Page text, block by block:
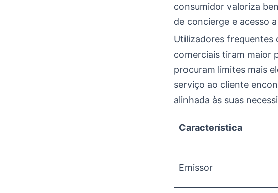
consumidor valoriza
de concierge e acesso
Utilizadores frequentes
comerciais tiram maior
procuram limites mais
serviço ao cliente
alinhada às suas
Característica
Emissor